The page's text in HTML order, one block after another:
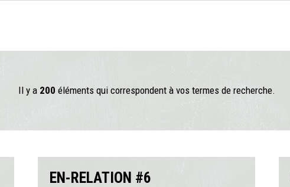
Il y a 200 éléments qui correspondent à vos termes de recherche.
EN-RELATION #6